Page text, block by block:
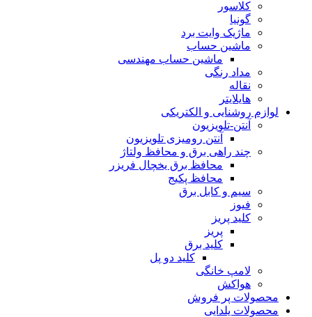
کلاسور
گونیا
ماژیک وایت برد
ماشین حساب
ماشین حساب مهندسی
مداد رنگی
نقاله
هایلایتر
لوازم روشنایی و الکتریکی
آنتن-تلویزیون
آنتن رومیزی تلویزیون
چند راهی برق و محافظ ولتاژ
محافظ برق یخچال فریزر
محافظ پکیج
سیم و کابل برق
فیوز
کلید پریز
پریز
کلید برق
کلید دو پل
لامپ خانگی
هواکش
محصولات پر فروش
محصولات یلدایی